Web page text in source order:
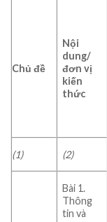
Chủ đề
Nội
dung/
đơn vị
kiến
thức
(1) (2)
Bài 1.
Thông
tin và